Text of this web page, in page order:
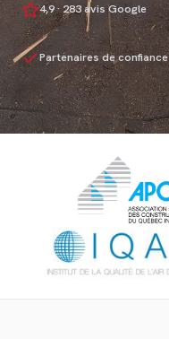
4,9 · 283 avis Google
Partenaires de confiance